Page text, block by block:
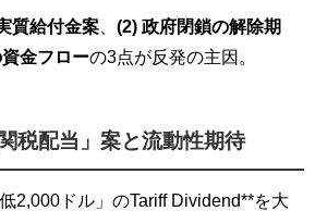
質給付金案
(2) 政府閉鎖の解除期
金フローの3点が反発の主因。
税配当」案と流動性期待
2,000ドル」のTariff Dividend**を大